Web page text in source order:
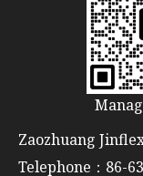
Zaozhuang
Telephone：86-